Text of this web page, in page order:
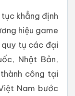
khẳng định
hiệu game
quy tụ các đại
Nhật Bản,
công tại
Nam bước